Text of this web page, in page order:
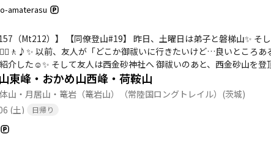
amaterasu
同僚登山#19】 昨日、土曜日は弟子と磐梯山✨ そして翌日は同僚幼なじみ友人と「西金砂山」から「おか
ろある？」と聞くので 私のエネルギー補給場所 「西金砂神
と、西金砂山を登頂したが その先には行けなかったとのこと… なのでず
気になり「行きたい😁」という友人の願いを叶えよう😁 もちろん「いいよ🙆‍♂️✨」と返答 当日は曇り空…雨が心配🙄💭
し先に進む🚶🚶‍♂️✨ 「ヤバい…この前、先に進まなくて良かった…ひとりだったら…迷って遭難してた😱」
に
友人びっくり感動🤩✨ 「やべ〰この高さ〰💦」と言いつつ ギリギリを攻める友人💦 「危ないから、行かな
ながらおかめ岩を楽しみました✨ それでは今回の目的地「おかめ山」へ 双耳峰なので東と西に登頂✨ 天気
良くありませんが それでも友人が感動してくれたので🙆‍♂️✨ 天気が怪しいので下山 帰りに「荷鞍山」をGET✨ 駐車場
東峰・おかめ山西峰・荷鞍山
山・月居山・篭岩（篭岩山）（常陸国ロングトレイル） (茨城)
(土)
日帰り